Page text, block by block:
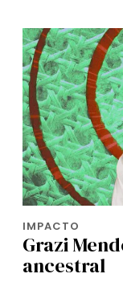
IMPACTO
Grazi
ancestral